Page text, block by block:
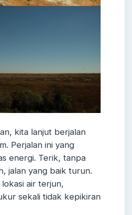
kita lanjut berjalan
Perjalan ini yang
energi. Terik, tanpa
jalan yang baik turun.
air terjun,
sekali tidak kepikiran